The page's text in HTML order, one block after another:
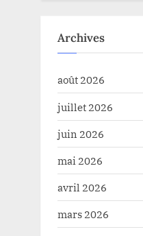
Archives
août 2026
juillet 2026
juin 2026
mai 2026
avril 2026
mars 2026